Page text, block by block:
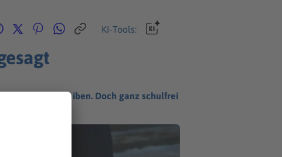
KI-Tools:
zu Hause bleiben. Doch ganz schulfrei